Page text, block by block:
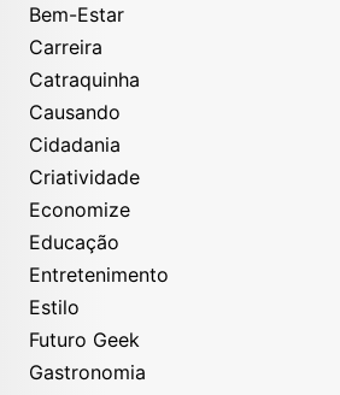
Bem-Estar
Carreira
Catraquinha
Causando
Cidadania
Criatividade
Economize
Educação
Entretenimento
Estilo
Futuro Geek
Gastronomia